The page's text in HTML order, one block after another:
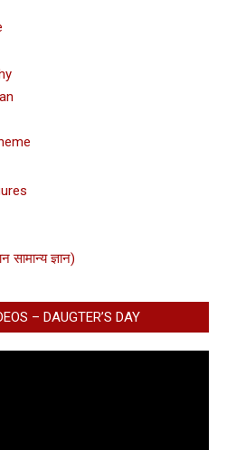
ज्ञान)
– DAUGTER’S DAY